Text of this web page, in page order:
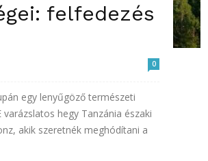
felfedezés
0
egy lenyűgöző természeti
hegy Tanzánia északi
akik szeretnék meghódítani a